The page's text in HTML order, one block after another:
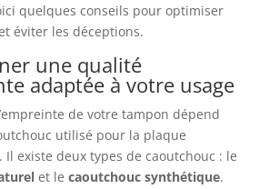
quelques conseils pour optimiser
éviter les déceptions.
une qualité
adaptée à votre usage
de votre tampon dépend
utilisé pour la plaque
Il existe deux types de caoutchouc : le
et le caoutchouc synthétique.